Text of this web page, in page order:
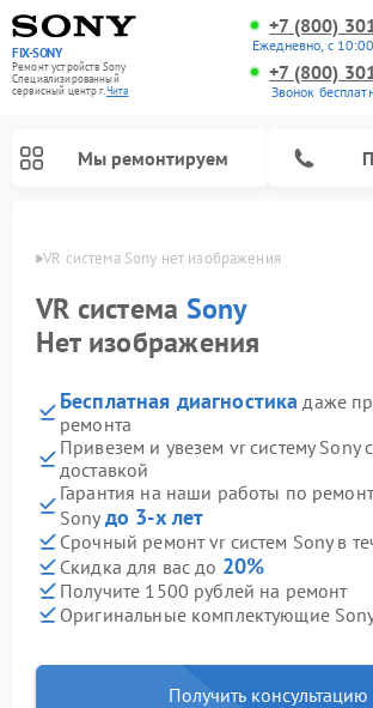
FIX-SONY
Ремонт устройств Sony
Специализированный
cервисный центр г.Чита
+7 (800)
Ежедневно, с
+7 (800)
Звонок
Мы ремонтируем
Чите VR система Sony нет изображения
VR система Sony
Нет изображения
Бесплатная диагностика даже
ремонта
Привезем и увезем vr систему Sony
доставкой
Гарантия на наши работы по
Sony до 3-х лет
Срочный ремонт vr систем Sony в
Скидка для вас до 20%
Получите 1500 рублей на ремонт
Оригинальные комплектующие
Получить консультацию